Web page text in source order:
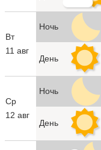
Вт
11 авг
Ночь
День
Ср
12 авг
Ночь
День